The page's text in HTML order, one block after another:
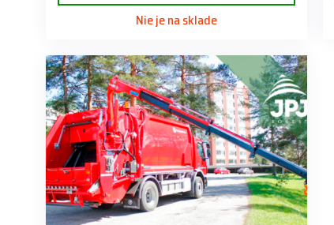
Nie je na sklade